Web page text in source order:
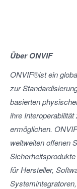
Über ONVIF
ONVIF®ist ein
zur
basierten
ihre
ermöglichen.
weltweiten offenen
für Hersteller,